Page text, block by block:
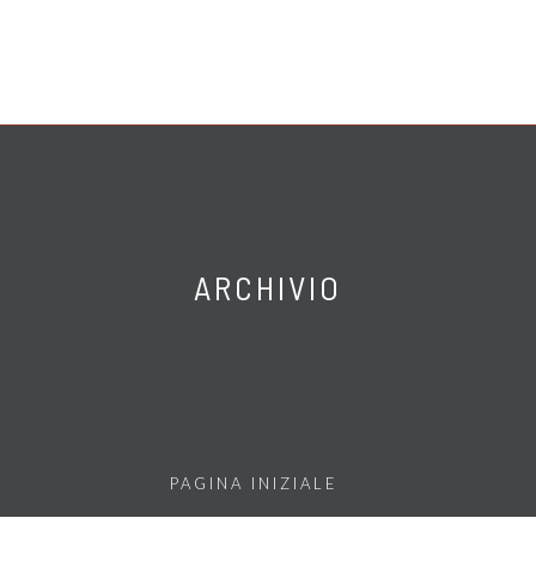
ARCHIVIO
PAGINA INIZIALE